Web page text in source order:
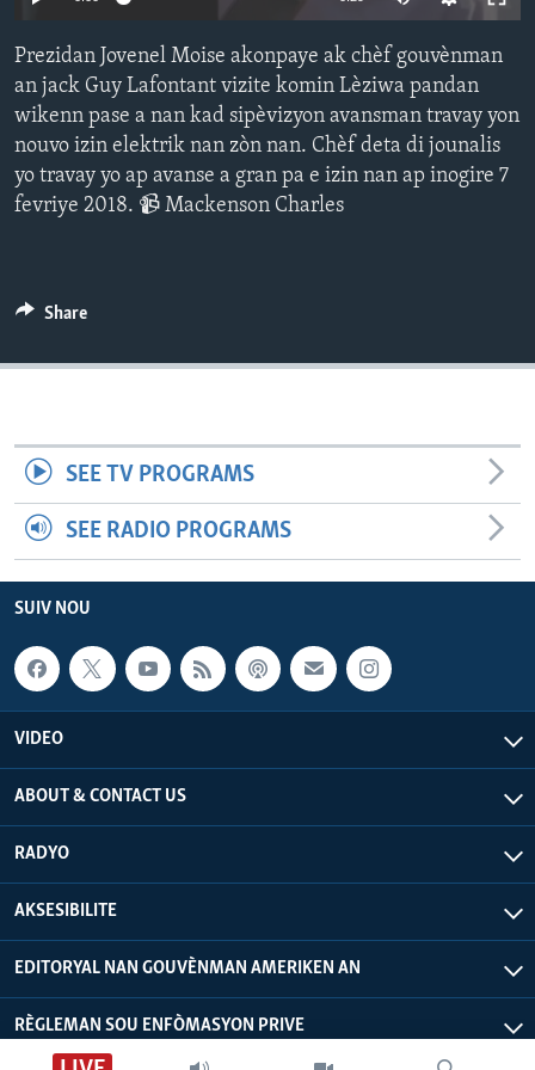
Languages
Prezidan Jovenel Moise akonpaye ak chèf gouvènman
an jack Guy Lafontant vizite komin Lèziwa pandan
wikenn pase a nan kad sipèvizyon avansman travay yon
nouvo izin elektrik nan zòn nan. Chèf deta di jounalis
yo travay yo ap avanse a gran pa e izin nan ap inogire 7
fevriye 2018. 📹 Mackenson Charles
Share
SEE TV PROGRAMS
SEE RADIO PROGRAMS
SUIV NOU
VIDEO
ABOUT & CONTACT US
RADYO
AKSESIBILITE
EDITORYAL NAN GOUVÈNMAN AMERIKEN AN
RÈGLEMAN SOU ENFÒMASYON PRIVE